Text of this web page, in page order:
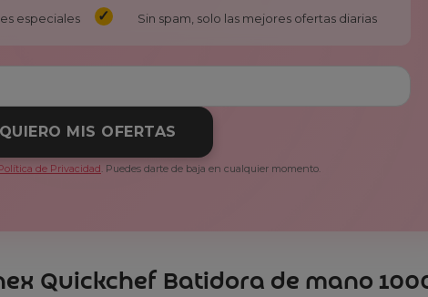
especiales Sin spam, solo las mejores ofertas diarias
QUIERO MIS OFERTAS
de Privacidad. Puedes darte de baja en cualquier momento.
Quickchef Batidora de mano